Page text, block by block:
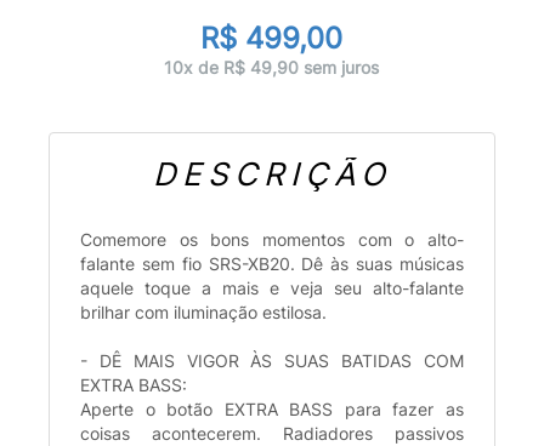
R$ 499,00
10x de R$ 49,90 sem juros
DESCRIÇÃO
Comemore os bons momentos com o alto-
falante sem fio SRS-XB20. Dê às suas músicas
aquele toque a mais e veja seu alto-falante
brilhar com iluminação estilosa.
- DÊ MAIS VIGOR ÀS SUAS BATIDAS COM
EXTRA BASS:
Aperte o botão EXTRA BASS para fazer as
coisas acontecerem. Radiadores passivos